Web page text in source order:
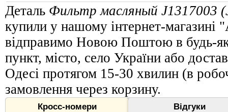
Деталь Фильтр масляный J1317003
купили у нашому інтернет-магазині
відправимо Новою Поштою в будь-
пункт, місто, село України або
Одесі протягом 15-30 хвилин (в
замовлення через корзину.
Кросс-номери Відгуки